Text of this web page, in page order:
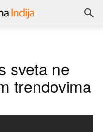
sveta ne
trendovima